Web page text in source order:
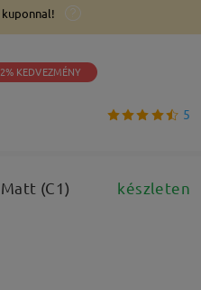
kuponnal!
KEDVEZMÉNY
5
(C1) készleten